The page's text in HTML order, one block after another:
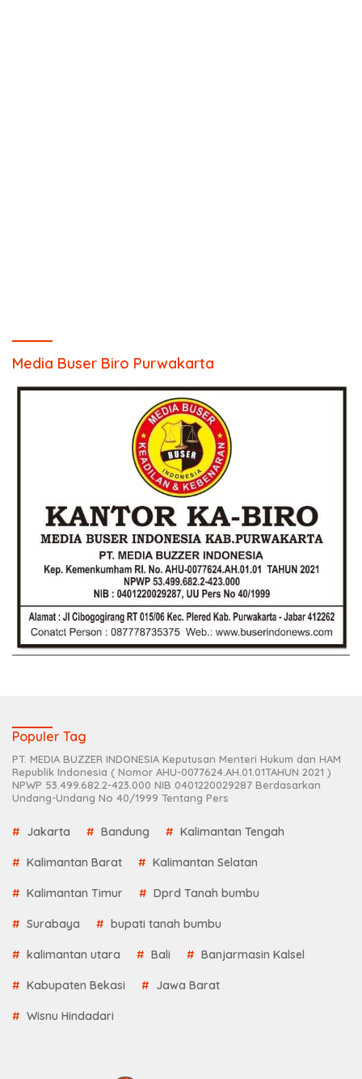
Media Buser Biro Purwakarta
Populer Tag
PT. MEDIA BUZZER INDONESIA Keputusan Menteri Hukum dan HAM
Republik Indonesia ( Nomor AHU-0077624.AH.01.01TAHUN 2021 )
NPWP 53.499.682.2-423.000 NIB 0401220029287 Berdasarkan
Undang-Undang No 40/1999 Tentang Pers
Jakarta Bandung Kalimantan Tengah
Kalimantan Barat Kalimantan Selatan
Kalimantan Timur Dprd Tanah bumbu
Surabaya bupati tanah bumbu
kalimantan utara Bali Banjarmasin Kalsel
Kabupaten Bekasi Jawa Barat
Wisnu Hindadari